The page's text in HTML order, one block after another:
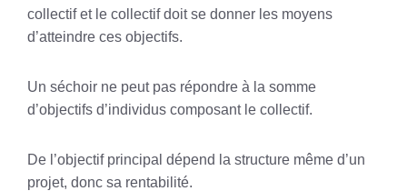
collectif et le collectif doit se donner les moyens
d’atteindre ces objectifs.
Un séchoir ne peut pas répondre à la somme
d’objectifs d’individus composant le collectif.
De l’objectif principal dépend la structure même d’un
projet, donc sa rentabilité.